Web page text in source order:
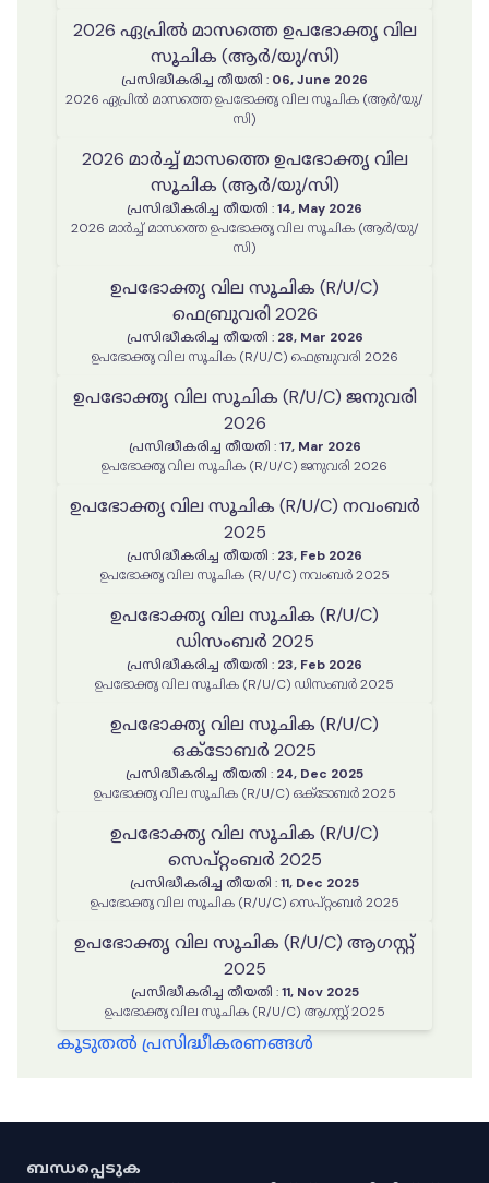
2026 ഏപ്രിൽ മാസത്തെ ഉപഭോക്തൃ വില
സൂചിക (ആർ/യു/സി)
പ്രസിദ്ധീകരിച്ച തീയതി : 06, June 2026
2026 ഏപ്രിൽ മാസത്തെ ഉപഭോക്തൃ വില സൂചിക (ആർ/യു/
സി)
2026 മാർച്ച് മാസത്തെ ഉപഭോക്തൃ വില
സൂചിക (ആർ/യു/സി)
പ്രസിദ്ധീകരിച്ച തീയതി :14, May 2026
2026 മാർച്ച് മാസത്തെ ഉപഭോക്തൃ വില സൂചിക (ആർ/യു/
സി)
ഉപഭോക്തൃ വില സൂചിക (R/U/C)
ഫെബ്രുവരി 2026
പ്രസിദ്ധീകരിച്ച തീയതി : 28, Mar 2026
ഉപഭോക്തൃ വില സൂചിക (R/U/C) ഫെബ്രുവരി 2026
ഉപഭോക്തൃ വില സൂചിക (R/U/C) ജനുവരി
2026
പ്രസിദ്ധീകരിച്ച തീയതി : 17, Mar 2026
ഉപഭോക്തൃ വില സൂചിക (R/U/C) ജനുവരി 2026
ഉപഭോക്തൃ വില സൂചിക (R/U/C) നവംബർ
2025
പ്രസിദ്ധീകരിച്ച തീയതി : 23, Feb 2026
ഉപഭോക്തൃ വില സൂചിക (R/U/C) നവംബർ 2025
ഉപഭോക്തൃ വില സൂചിക (R/U/C)
ഡിസംബർ 2025
പ്രസിദ്ധീകരിച്ച തീയതി : 23, Feb 2026
ഉപഭോക്തൃ വില സൂചിക (R/U/C) ഡിസംബർ 2025
ഉപഭോക്തൃ വില സൂചിക (R/U/C)
ഒക്ടോബർ 2025
പ്രസിദ്ധീകരിച്ച തീയതി : 24, Dec 2025
ഉപഭോക്തൃ വില സൂചിക (R/U/C) ഒക്ടോബർ 2025
ഉപഭോക്തൃ വില സൂചിക (R/U/C)
സെപ്റ്റംബർ 2025
പ്രസിദ്ധീകരിച്ച തീയതി :11, Dec 2025
ഉപഭോക്തൃ വില സൂചിക (R/U/C) സെപ്റ്റംബർ 2025
ഉപഭോക്തൃ വില സൂചിക (R/U/C) ആഗസ്റ്റ്
2025
പ്രസിദ്ധീകരിച്ച തീയതി : 11, Nov 2025
ഉപഭോക്തൃ വില സൂചിക (R/U/C) ആഗസ്റ്റ് 2025
കൂടുതൽ പ്രസിദ്ധീകരണങ്ങൾ
ബന്ധപ്പെടുക